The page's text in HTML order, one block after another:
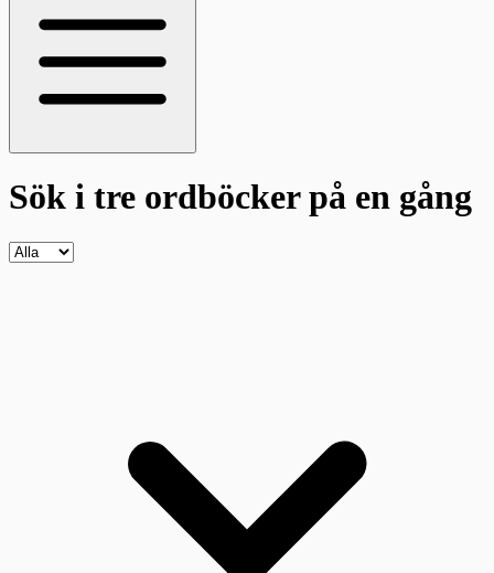
Sök i tre ordböckerpå en gång